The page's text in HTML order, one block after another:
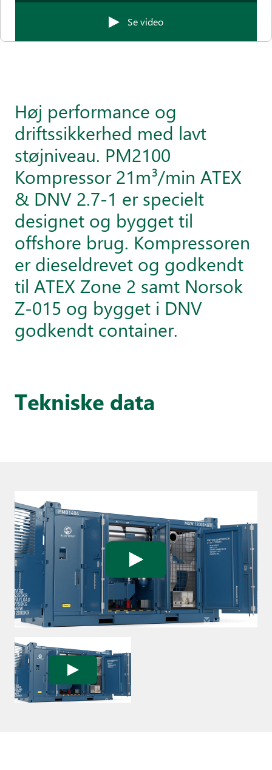
Se video
Høj performance og
driftssikkerhed med lavt
støjniveau. PM2100
Kompressor 21m³/min ATEX
& DNV 2.7-1 er specielt
designet og bygget til
offshore brug. Kompressoren
er dieseldrevet og godkendt
til ATEX Zone 2 samt Norsok
Z-015 og bygget i DNV
godkendt container.
Tekniske data